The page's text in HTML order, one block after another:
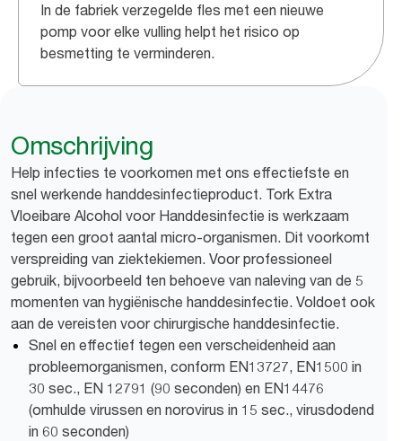
In de fabriek verzegelde fles met een nieuwe
pomp voor elke vulling helpt het risico op
besmetting te verminderen.
Omschrijving
Help infecties te voorkomen met ons effectiefste en
snel werkende handdesinfectieproduct. Tork Extra
Vloeibare Alcohol voor Handdesinfectie is werkzaam
tegen een groot aantal micro-organismen. Dit voorkomt
verspreiding van ziektekiemen. Voor professioneel
gebruik, bijvoorbeeld ten behoeve van naleving van de 5
momenten van hygiënische handdesinfectie. Voldoet ook
aan de vereisten voor chirurgische handdesinfectie.
Snel en effectief tegen een verscheidenheid aan
probleemorganismen, conform EN13727, EN1500 in
30 sec., EN 12791 (90 seconden) en EN14476
(omhulde virussen en norovirus in 15 sec., virusdodend
in 60 seconden)